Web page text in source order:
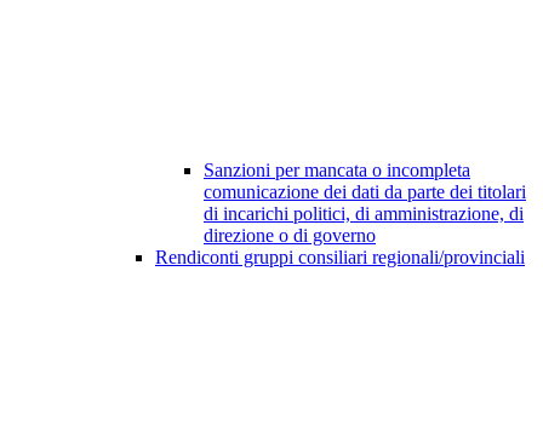
Sanzioni per mancata o incompleta
comunicazione dei dati da parte dei titolari
di incarichi politici, di amministrazione, di
direzione o di governo
Rendiconti gruppi consiliari regionali/provinciali